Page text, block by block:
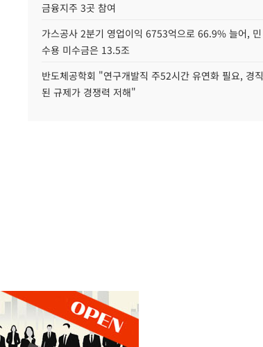
금융지주 3곳 참여
가스공사 2분기 영업이익 6753억으로 66.9% 늘어, 민
수용 미수금은 13.5조
반도체공학회 "연구개발직 주52시간 유연화 필요, 경직
된 규제가 경쟁력 저해"